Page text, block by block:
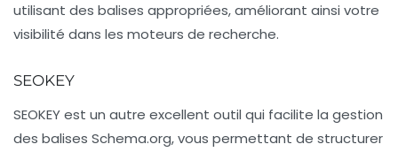
utilisant des balises appropriées, améliorant ainsi votre
visibilité dans les moteurs de recherche.
SEOKEY
SEOKEY est un autre excellent outil qui facilite la gestion
des balises Schema.org, vous permettant de structurer